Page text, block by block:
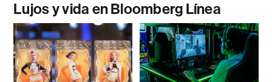
Lujos y vida en Bloomberg Línea